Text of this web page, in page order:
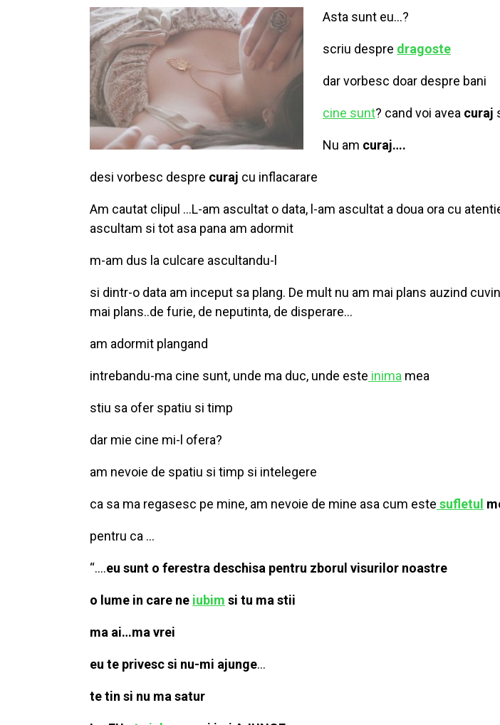
Asta sunt eu…?
scriu despre dragoste
dar vorbesc doar despre bani
cine sunt? cand voi avea curaj
Nu am curaj….
desi vorbesc despre curaj cu inflacarare
Am cautat clipul …L-am ascultat o data, l-am ascultat a doua ora cu
ascultam si tot asa pana am adormit
m-am dus la culcare ascultandu-l
si dintr-o data am inceput sa plang. De mult nu am mai plans auzind
mai plans..de furie, de neputinta, de disperare…
am adormit plangand
intrebandu-ma cine sunt, unde ma duc, unde este inima mea
stiu sa ofer spatiu si timp
dar mie cine mi-l ofera?
am nevoie de spatiu si timp si intelegere
ca sa ma regasesc pe mine, am nevoie de mine asa cum este sufletul
pentru ca …
“….eu sunt o ferestra deschisa pentru zborul visurilor noastre
o lume in care ne iubim si tu ma stii
ma ai…ma vrei
eu te privesc si nu-mi ajunge…
te tin si nu ma satur